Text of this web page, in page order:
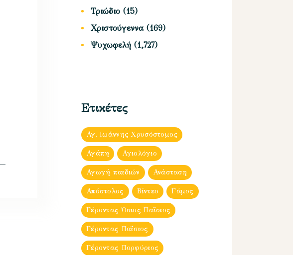
Τριώδιο (15)
Χριστούγεννα(169)
Ψυχωφελή (1,727)
Ετικέτες
Αγ. Ιωάννης Χρυσόστομος
Αγάπη Αγιολόγιο
Αγωγή παιδιών Ανάσταση
Απόστολος Βίντεο Γάμος
Γέροντας Όσιος Παΐσιος
Γέροντας Παΐσιος
Γέροντας Πορφύριος